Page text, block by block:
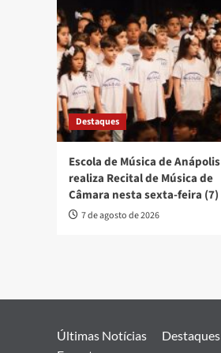
Destaques
Escola de Música de Anápolis
realiza Recital de Música de
Câmara nesta sexta-feira (7)
7 de agosto de 2026
Últimas Notícias Destaques